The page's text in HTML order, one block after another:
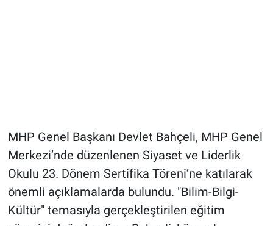
MHP Genel Başkanı Devlet Bahçeli, MHP Genel
Merkezi’nde düzenlenen Siyaset ve Liderlik
Okulu 23. Dönem Sertifika Töreni’ne katılarak
önemli açıklamalarda bulundu. "Bilim-Bilgi-
Kültür" temasıyla gerçekleştirilen eğitim